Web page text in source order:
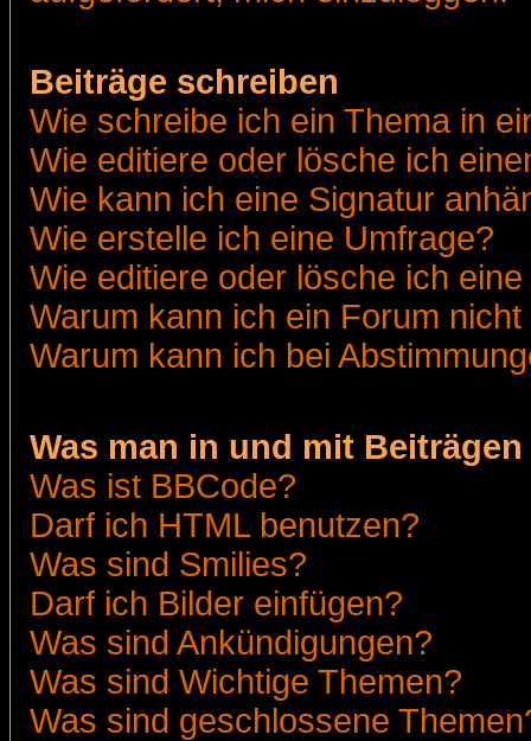
Beiträge schreiben
Wie schreibe ich ein Thema in
Wie editiere oder lösche ich
Wie kann ich eine Signatur
Wie erstelle ich eine Umfrage?
Wie editiere oder lösche ich
Warum kann ich ein Forum
Warum kann ich bei
Was man in und mit
Was ist BBCode?
Darf ich HTML benutzen?
Was sind Smilies?
Darf ich Bilder einfügen?
Was sind Ankündigungen?
Was sind Wichtige Themen?
Was sind geschlossene